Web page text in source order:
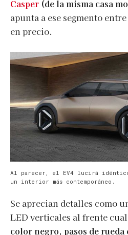
Casper (de la misma casa
apunta a ese segmento
en precio.
Al parecer, el EV4 lucirá
un interior más contemporáneo.
Se aprecian detalles como
LED verticales al frente
color negro, pasos de